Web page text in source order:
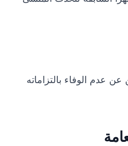
عدم الوفاء بالتزاماته